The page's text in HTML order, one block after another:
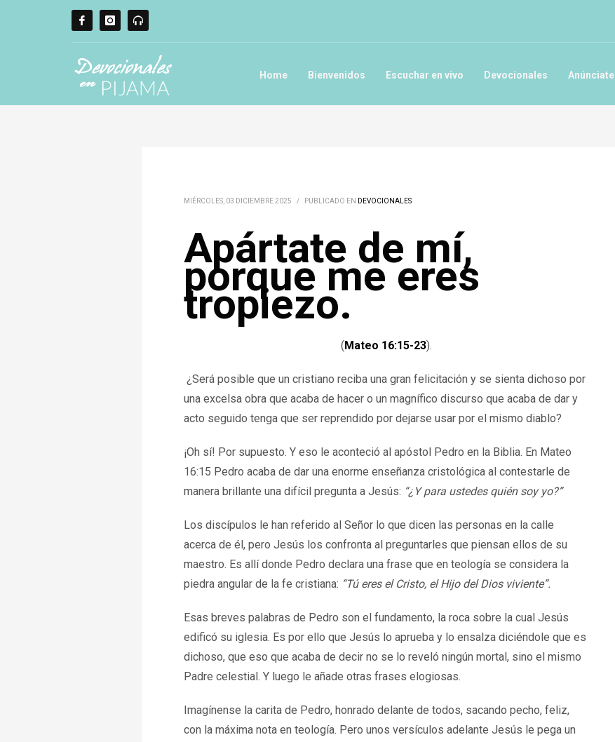
Home Bienvenidos Escuchar en vivo Devocionales Anúnciate
MIÉRCOLES, 03 DICIEMBRE 2025 / PUBLICADO EN DEVOCIONALES
Apártate de mí,
porque me eres
tropiezo.
(Mateo 16:15-23).
¿Será posible que un cristiano reciba una gran felicitación y se sienta dichoso por
una excelsa obra que acaba de hacer o un magnífico discurso que acaba de dar y
acto seguido tenga que ser reprendido por dejarse usar por el mismo diablo?
¡Oh sí! Por supuesto. Y eso le aconteció al apóstol Pedro en la Biblia. En Mateo
16:15 Pedro acaba de dar una enorme enseñanza cristológica al contestarle de
manera brillante una difícil pregunta a Jesús: “¿Y para ustedes quién soy yo?”
Los discípulos le han referido al Señor lo que dicen las personas en la calle
acerca de él, pero Jesús los confronta al preguntarles que piensan ellos de su
maestro. Es allí donde Pedro declara una frase que en teología se considera la
piedra angular de la fe cristiana: “Tú eres el Cristo, el Hijo del Dios viviente”.
Esas breves palabras de Pedro son el fundamento, la roca sobre la cual Jesús
edificó su iglesia. Es por ello que Jesús lo aprueba y lo ensalza diciéndole que es
dichoso, que eso que acaba de decir no se lo reveló ningún mortal, sino el mismo
Padre celestial. Y luego le añade otras frases elogiosas.
Imagínense la carita de Pedro, honrado delante de todos, sacando pecho, feliz,
con la máxima nota en teología. Pero unos versículos adelante Jesús le pega un